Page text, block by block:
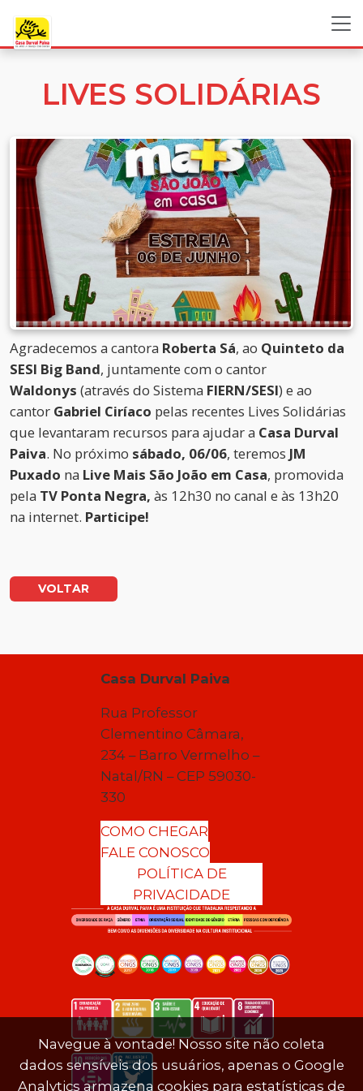
LIVES SOLIDÁRIAS
Agradecemos a cantora Roberta Sá, ao Quinteto da
SESI Big Band, juntamente com o cantor
Waldonys (através do Sistema FIERN/SESI) e ao
cantor Gabriel Ciríaco pelas recentes Lives Solidárias
que levantaram recursos para ajudar a Casa Durval
Paiva. No próximo sábado, 06/06, teremos JM
Puxado na Live Mais São João em Casa, promovida
pela TV Ponta Negra, às 12h30 no canal e às 13h20
na internet. Participe!
VOLTAR
Casa Durval Paiva
Rua Professor
Clementino Câmara,
234 – Barro Vermelho –
Natal/RN – CEP 59030-
330
COMO CHEGAR
FALE CONOSCO
POLÍTICA DE
PRIVACIDADE
Navegue à vontade! Nosso site não coleta
dados sensíveis dos usuários, apenas o Google
Analytics armazena cookies para estatísticas de